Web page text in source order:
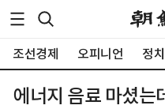
조선경제 오피니언 정치
에너지 음료 마셨